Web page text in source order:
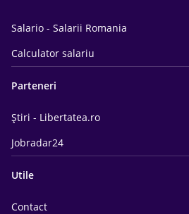
Salario - Salarii Romania
Calculator salariu
Parteneri
Știri - Libertatea.ro
Jobradar24
Utile
Contact